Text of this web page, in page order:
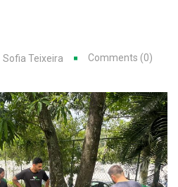
Sofia Teixeira Comments (0)